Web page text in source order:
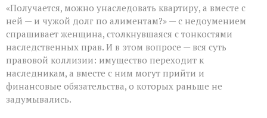
и
наследство:
проходит
граница
«Получается, можно унаследовать квартиру, а вместе с
ней — и чужой долг по алиментам?» — с недоумением
спрашивает женщина, столкнувшаяся с тонкостями
наследственных прав. И в этом вопросе — вся суть
правовой коллизии: имущество переходит к
наследникам, а вместе с ним могут прийти и
финансовые обязательства, о которых раньше не
задумывались.